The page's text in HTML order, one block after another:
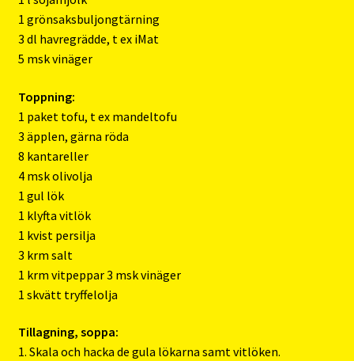
1 grönsaksbuljongtärning
3 dl havregrädde, t ex iMat
5 msk vinäger
Toppning:
1 paket tofu, t ex mandeltofu
3 äpplen, gärna röda
8 kantareller
4 msk olivolja
1 gul lök
1 klyfta vitlök
1 kvist persilja
3 krm salt
1 krm vitpeppar 3 msk vinäger
1 skvätt tryffelolja
Tillagning, soppa:
1. Skala och hacka de gula lökarna samt vitlöken.